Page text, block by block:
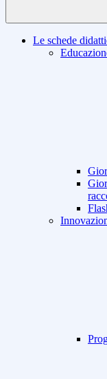
Le schede